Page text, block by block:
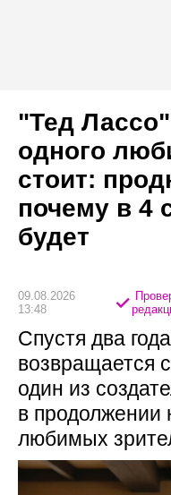
"Тед
одного
стоит:
почему в 4
будет
09.08.2026
13:48
Спустя два
возвращается
один из
в продолжении
любимых